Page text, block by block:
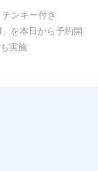
ンキー付き
を本日から予約開
実施